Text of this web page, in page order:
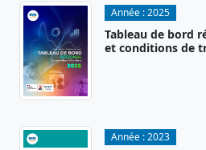
Année :2025
Tableau de bord
et conditions de
Année :2023